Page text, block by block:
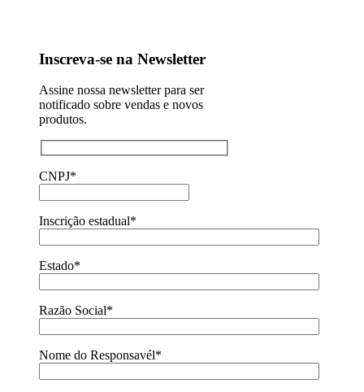
Inscreva-se na Newsletter
Assine nossa newsletter para ser
notificado sobre vendas e novos
produtos.
CNPJ*
Inscrição estadual*
Estado*
Razão Social*
Nome do Responsavél*